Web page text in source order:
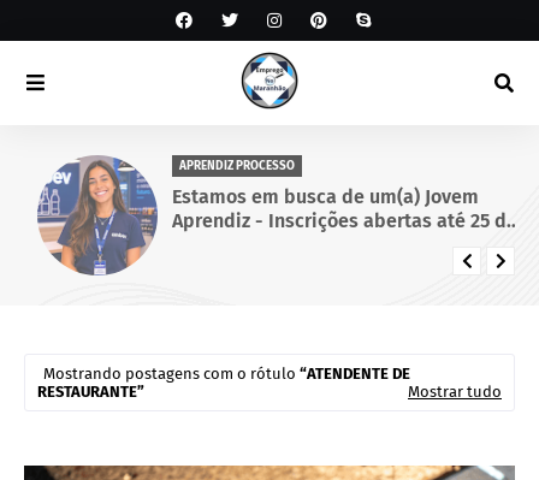
APRENDIZ PROCESSO
Estamos em busca de um(a) Jovem
Aprendiz - Inscrições abertas até 25 de
Mostrando postagens com o rótulo
ATENDENTE DE
RESTAURANTE
Mostrar tudo